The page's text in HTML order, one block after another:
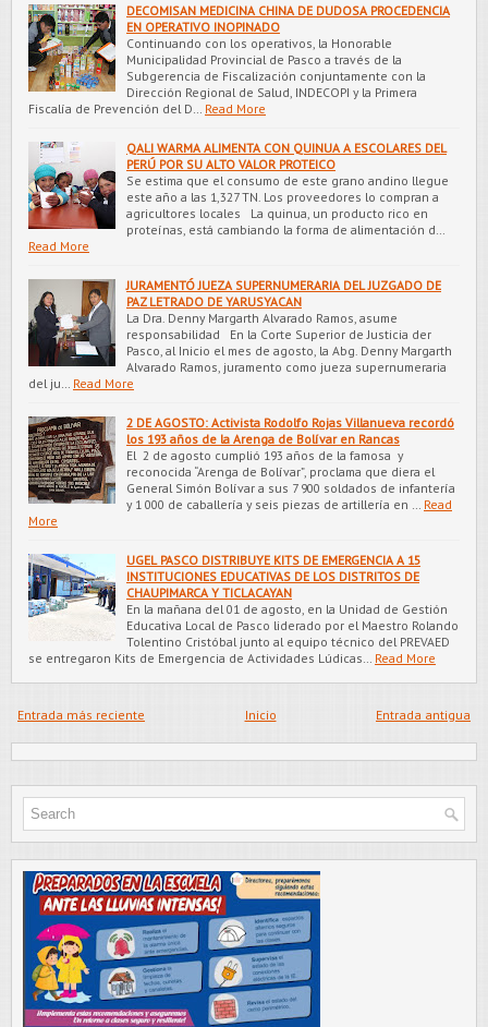
DECOMISAN MEDICINA CHINA DE DUDOSA PROCEDENCIA
EN OPERATIVO INOPINADO
Continuando con los operativos, la Honorable
Municipalidad Provincial de Pasco a través de la
Subgerencia de Fiscalización conjuntamente con la
Dirección Regional de Salud, INDECOPI y la Primera
Fiscalía de Prevención del D…
Read More
QALI WARMA ALIMENTA CON QUINUA A ESCOLARES DEL
PERÚ POR SU ALTO VALOR PROTEICO
Se estima que el consumo de este grano andino llegue
este año a las 1,327 TN. Los proveedores lo compran a
agricultores locales La quinua, un producto rico en
proteínas, está cambiando la forma de alimentación d…
Read More
JURAMENTÓ JUEZA SUPERNUMERARIA DEL JUZGADO DE
PAZ LETRADO DE YARUSYACAN
La Dra. Denny Margarth Alvarado Ramos, asume
responsabilidad En la Corte Superior de Justicia der
Pasco, al Inicio el mes de agosto, la Abg. Denny Margarth
Alvarado Ramos, juramento como jueza supernumeraria
del ju…
Read More
2 DE AGOSTO: Activista Rodolfo Rojas Villanueva recordó
los 193 años de la Arenga de Bolívar en Rancas
El 2 de agosto cumplió 193 años de la famosa y
reconocida “Arenga de Bolívar”, proclama que diera el
General Simón Bolívar a sus 7 900 soldados de infantería
y 1 000 de caballería y seis piezas de artillería en …
Read
More
UGEL PASCO DISTRIBUYE KITS DE EMERGENCIA A 15
INSTITUCIONES EDUCATIVAS DE LOS DISTRITOS DE
CHAUPIMARCA Y TICLACAYAN
En la mañana del 01 de agosto, en la Unidad de Gestión
Educativa Local de Pasco liderado por el Maestro Rolando
Tolentino Cristóbal junto al equipo técnico del PREVAED
se entregaron Kits de Emergencia de Actividades Lúdicas…
Read More
Entrada más reciente Entrada antigua
Inicio